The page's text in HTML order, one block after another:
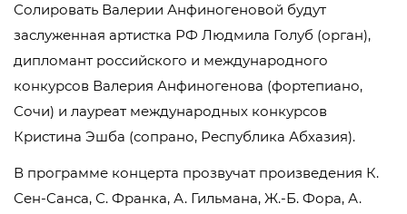
Солировать Валерии Анфиногеновой будут
заслуженная артистка РФ Людмила Голуб (орган),
дипломант российского и международного
конкурсов Валерия Анфиногенова (фортепиано,
Сочи) и лауреат международных конкурсов
Кристина Эшба (сопрано, Республика Абхазия).
В программе концерта прозвучат произведения К.
Сен-Cанса, С. Франка, А. Гильмана, Ж.-Б. Фора, А.